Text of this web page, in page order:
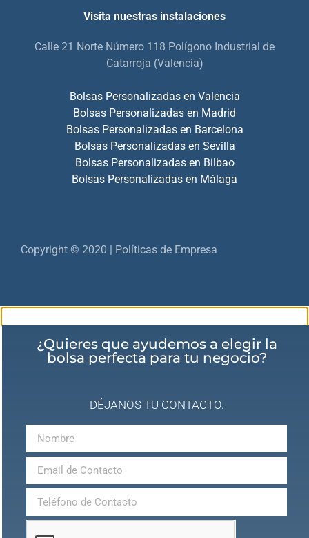
Visita nuestras instalaciones
Calle 21 Norte Número 118 Polígono Industrial de
Catarroja (Valencia)
Bolsas Personalizadas en Valencia
Bolsas Personalizadas en Madrid
Bolsas Personalizadas en Barcelona
Bolsas Personalizadas en Sevilla
Bolsas Personalizadas en Bilbao
Bolsas Personalizadas en Málaga
Copyright © 2020 | Políticas de Empresa
¿Quieres que ayudemos a elegir la
bolsa perfecta para tu negocio?
DÉJANOS TU CONTACTO.